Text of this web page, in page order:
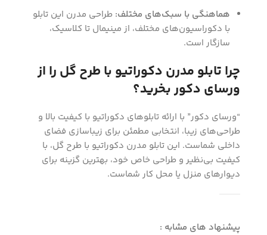
هماهنگی با سبک‌های مختلف: طراحی مدرن این تابلو
با دکوراسیون‌های مختلف، از مینیمال تا کلاسیک،
سازگار است.
چرا تابلو مدرن دکوراتیو با طرح گل را از
ورسای دکور بخرید؟
“ورسای دکور” با ارائه تابلوهای دکوراتیو با کیفیت بالا و
طراحی‌های زیبا، انتخابی مطمئن برای زیباسازی فضای
داخلی شماست. این تابلو مدرن دکوراتیو با طرح گل، با
کیفیت بی‌نظیر و طراحی خاص خود، بهترین گزینه برای
دیوارهای منزل یا محل کار شماست.
پیشنهاد های مشابه :